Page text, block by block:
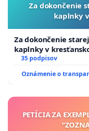
Za dokončenie
kaplnky
Za dokončenie
kaplnky v
35 podpisov
Oznámenie o
PETÍCIA ZA